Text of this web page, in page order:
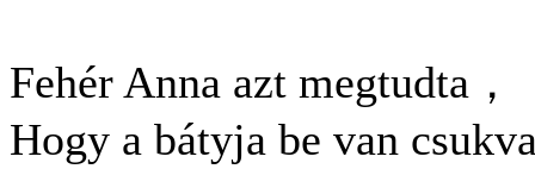
Fehér Anna azt megtudta，
Hogy a bátyja be van